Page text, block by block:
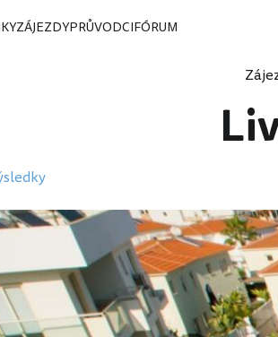
ZÁJEZDYPRŮVODCIFÓRUM